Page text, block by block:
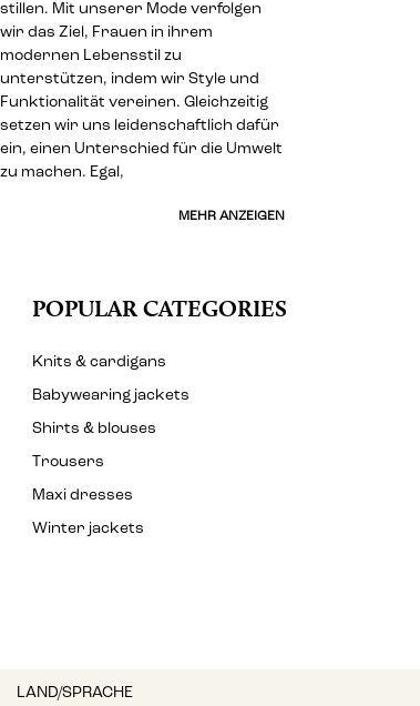
stillen. Mit unserer Mode verfolgen
wir das Ziel, Frauen in ihrem
modernen Lebensstil zu
unterstützen, indem wir Style und
Funktionalität vereinen. Gleichzeitig
setzen wir uns leidenschaftlich dafür
ein, einen Unterschied für die Umwelt
zu machen. Egal,
MEHR ANZEIGEN
POPULAR CATEGORIES
Knits & cardigans
Babywearing jackets
Shirts & blouses
Trousers
Maxi dresses
Winter jackets
LAND/SPRACHE